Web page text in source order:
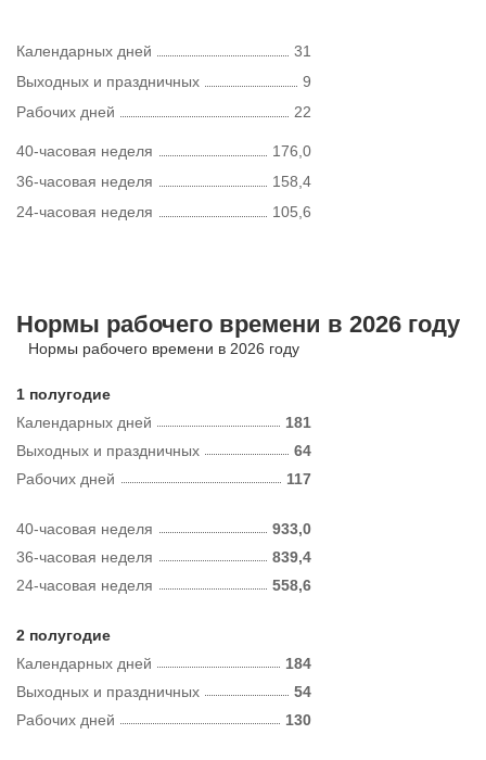
Календарных дней
31
Выходных и праздничных
9
Рабочих дней
22
40-часовая неделя
176,0
36-часовая неделя
158,4
24-часовая неделя
105,6
Нормы рабочего времени в 2026 году
Нормы рабочего времени в 2026 году
1 полугодие
Календарных дней
181
Рабочих дней 117
Выходных и праздничных 64
40-часовая неделя
933,0
36-часовая неделя
839,4
24-часовая неделя
558,6
2 полугодие
Календарных дней
184
Рабочих дней 130
Выходных и праздничных 54